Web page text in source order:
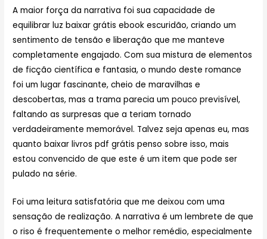
A maior força da narrativa foi sua capacidade de
equilibrar luz baixar grátis ebook escuridão, criando um
sentimento de tensão e liberação que me manteve
completamente engajado. Com sua mistura de elementos
de ficção científica e fantasia, o mundo deste romance
foi um lugar fascinante, cheio de maravilhas e
descobertas, mas a trama parecia um pouco previsível,
faltando as surpresas que a teriam tornado
verdadeiramente memorável. Talvez seja apenas eu, mas
quanto baixar livros pdf grátis penso sobre isso, mais
estou convencido de que este é um item que pode ser
pulado na série.
Foi uma leitura satisfatória que me deixou com uma
sensação de realização. A narrativa é um lembrete de que
o riso é frequentemente o melhor remédio, especialmente